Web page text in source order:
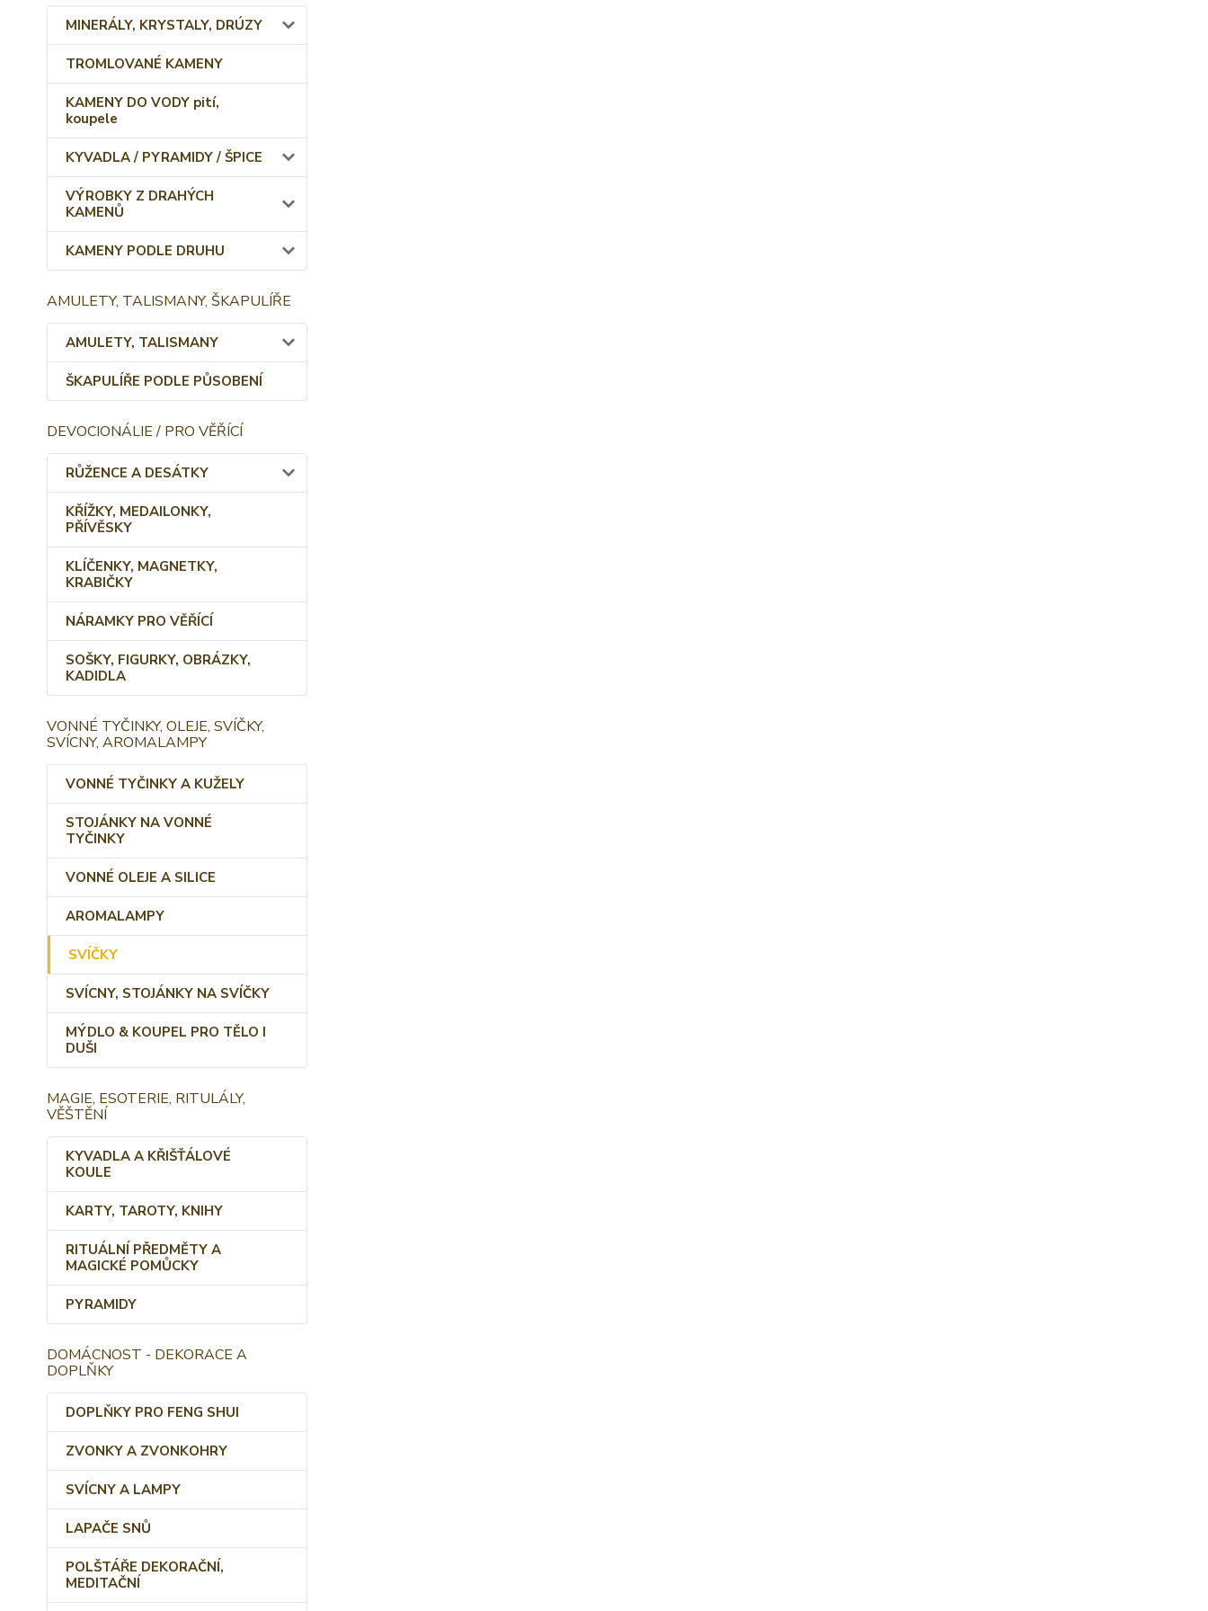
MINERÁLY, KRYSTALY, DRÚZY
TROMLOVANÉ KAMENY
KAMENY DO VODY pití,
koupele
KYVADLA / PYRAMIDY / ŠPICE
VÝROBKY Z DRAHÝCH
KAMENŮ
KAMENY PODLE DRUHU
AMULETY, TALISMANY, ŠKAPULÍŘE
AMULETY, TALISMANY
ŠKAPULÍŘE PODLE PŮSOBENÍ
DEVOCIONÁLIE / PRO VĚŘÍCÍ
RŮŽENCE A DESÁTKY
KŘÍŽKY, MEDAILONKY,
PŘÍVĚSKY
KLÍČENKY, MAGNETKY,
KRABIČKY
NÁRAMKY PRO VĚŘÍCÍ
SOŠKY, FIGURKY, OBRÁZKY,
KADIDLA
VONNÉ TYČINKY, OLEJE, SVÍČKY,
SVÍCNY, AROMALAMPY
VONNÉ TYČINKY A KUŽELY
STOJÁNKY NA VONNÉ
TYČINKY
VONNÉ OLEJE A SILICE
AROMALAMPY
SVÍČKY
SVÍCNY, STOJÁNKY NA SVÍČKY
MÝDLO & KOUPEL PRO TĚLO I
DUŠI
MAGIE, ESOTERIE, RITULÁLY,
VĚŠTĚNÍ
KYVADLA A KŘIŠŤÁLOVÉ
KOULE
KARTY, TAROTY, KNIHY
RITUÁLNÍ PŘEDMĚTY A
MAGICKÉ POMŮCKY
PYRAMIDY
DOMÁCNOST - DEKORACE A
DOPLŇKY
DOPLŇKY PRO FENG SHUI
ZVONKY A ZVONKOHRY
SVÍCNY A LAMPY
LAPAČE SNŮ
POLŠTÁŘE DEKORAČNÍ,
MEDITAČNÍ